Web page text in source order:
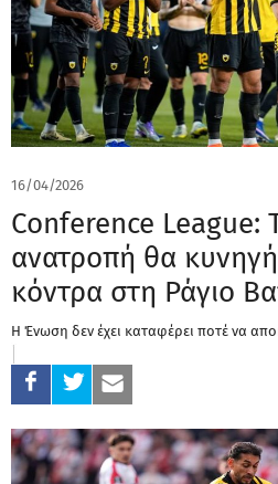
16/04/2026
Conference League:
ανατροπή θα
κόντρα στη Ράγιο
Η Ένωση δεν έχει καταφέρει ποτέ να